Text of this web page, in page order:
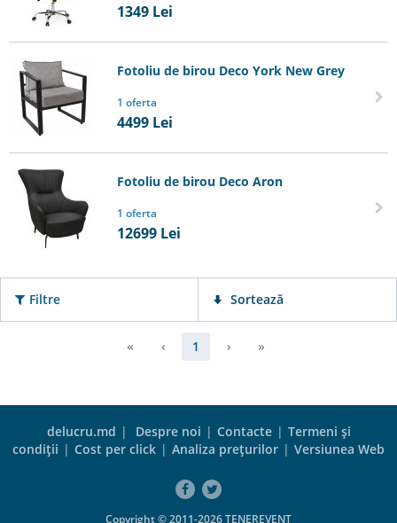
1349 Lei
Fotoliu de birou Deco York New Grey
1 oferta
4499 Lei
Fotoliu de birou Deco Aron
1 oferta
12699 Lei
Filtre Sortează
« ‹ 1 › »
delucru.md | Despre noi | Contacte | Termeni şi
condiţii | Cost per click | Analiza preţurilor | Versiunea Web
Copyright © 2011-2026 TENEREVENT